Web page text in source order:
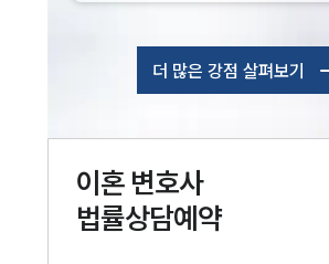
더 많은 강점 살펴보기
이혼변호사
법률상담예약